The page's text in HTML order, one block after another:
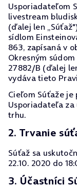
Usporiadateľom
livestream
(ďalej len
sídlom
863, zapísaná v
Okresným
27882/B (ďalej
vydáva tieto
Cieľom Súťaže
Usporiadateľa
trhu.
2. Trvanie
Súťaž sa
22.10. 2020 do
3. Účastníci